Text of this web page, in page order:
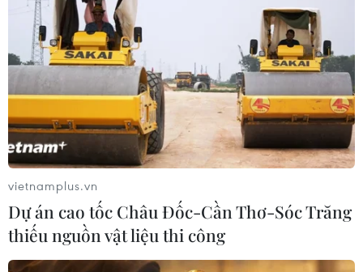
vietnamplus.vn
Dự án cao tốc Châu Đốc-Cần Thơ-Sóc Trăng
thiếu nguồn vật liệu thi công